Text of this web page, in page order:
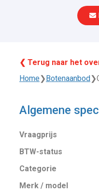
❮ Terug naar het
Home❯Botenaanbod❯
Algemene
Vraagprijs
BTW-status
Categorie
Merk / model